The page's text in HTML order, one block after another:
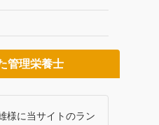
管理栄養士
様に当サイトのラン